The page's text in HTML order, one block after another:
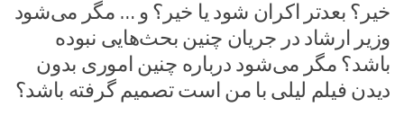
خیر؟ بعدتر اکران شود یا خیر؟ و … مگر می‌شود
وزیر ارشاد در جریان چنین بحث‌هایی نبوده
باشد؟ مگر می‌شود درباره چنین اموری بدون
دیدن فیلم لیلی با من است تصمیم گرفته باشد؟